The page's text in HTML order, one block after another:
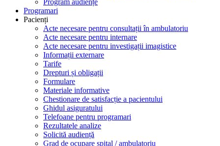
Program audiențe
Programari
Pacienți
Acte necesare pentru consultații în ambulatoriu
Acte necesare pentru internare
Acte necesare pentru investigații imagistice
Informații externare
Tarife
Drepturi și obligații
Formulare
Materiale informative
Chestionare de satisfacție a pacientului
Ghidul asiguratului
Telefoane pentru programari
Rezultatele analize
Solicită audiență
Grad de ocupare spital / ambulatoriu